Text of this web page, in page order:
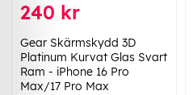
240 kr
Gear Skärmskydd 3D
Platinum Kurvat Glas Svart
Ram - iPhone 16 Pro
Max/17 Pro Max